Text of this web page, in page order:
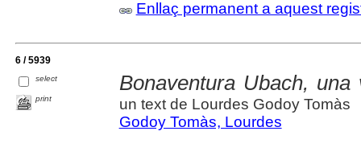
Enllaç permanent a aquest
6 / 5939
select
print
Bonaventura Ubach,
un text de Lourdes Godoy Tomàs
Godoy Tomàs, Lourdes